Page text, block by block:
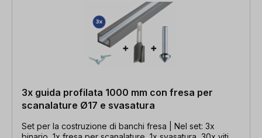
3x guida profilata 1000 mm con fresa per
scanalature Ø17 e svasatura
Set per la costruzione di banchi fresa | Nel set: 3x